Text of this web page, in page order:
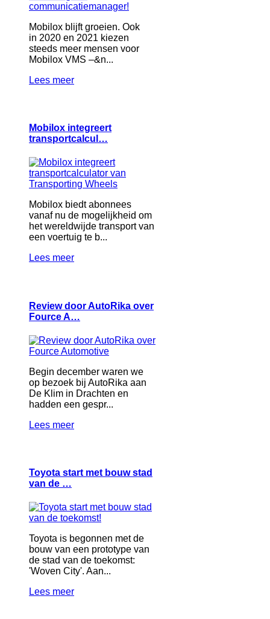
Mobilox blijft groeien. Ook
in 2020 en 2021 kiezen
steeds meer mensen voor
Mobilox VMS –&n...
Lees meer
Mobilox integreert
transportcalcul…
Mobilox biedt abonnees
vanaf nu de mogelijkheid om
het wereldwijde transport van
een voertuig te b...
Lees meer
Review door AutoRika over
Fource A…
Begin december waren we
op bezoek bij AutoRika aan
De Klim in Drachten en
hadden een gespr...
Lees meer
Toyota start met bouw stad
van de …
Toyota is begonnen met de
bouw van een prototype van
de stad van de toekomst:
'Woven City'. Aan...
Lees meer